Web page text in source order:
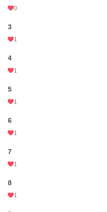
0
3
1
4
1
5
1
6
1
7
1
8
1